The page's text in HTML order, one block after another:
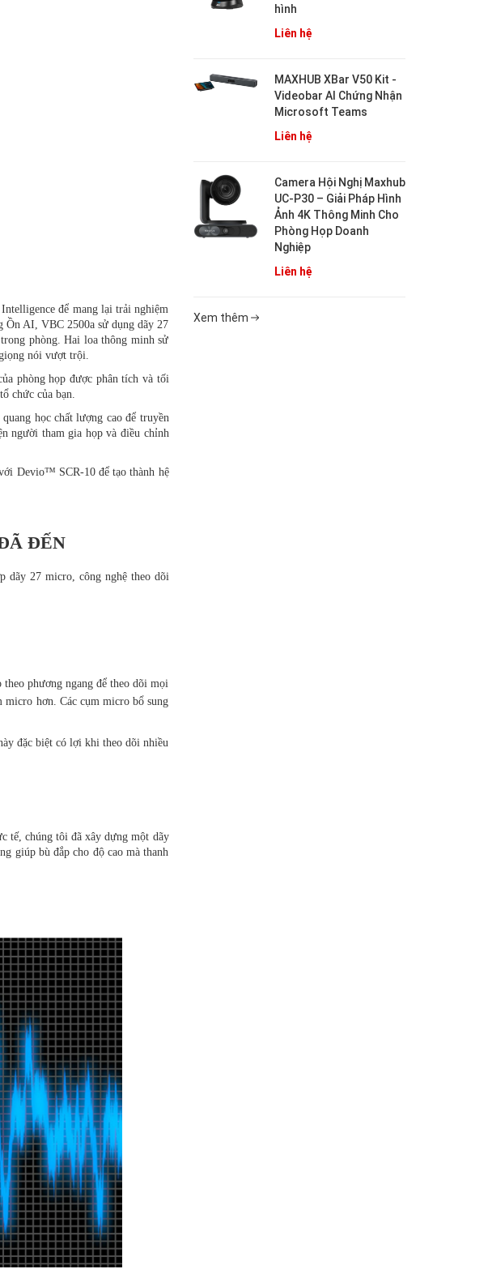
để mang lại trải nghiệm
AI, VBC 2500a sử dụng dãy 27
phòng. Hai loa thông minh sử
nói vượt trội.
phòng họp được phân tích và tối
chức của bạn.
học chất lượng cao để truyền
người tham gia họp và điều chỉnh
Devio™ SCR-10 để tạo thành hệ
ĐẾN
dãy 27 micro, công nghệ theo dõi
phương ngang để theo dõi mọi
micro hơn. Các cụm micro bổ sung
đặc biệt có lợi khi theo dõi nhiều
tế, chúng tôi đã xây dựng một dãy
giúp bù đắp cho độ cao mà thanh
hình
Liên hệ
MAXHUB XBar V50 Kit -
Videobar AI Chứng Nhận
Microsoft Teams
Liên hệ
Camera Hội Nghị Maxhub
UC-P30 – Giải Pháp Hình
Ảnh 4K Thông Minh Cho
Phòng Họp Doanh
Nghiệp
Liên hệ
Xem thêm